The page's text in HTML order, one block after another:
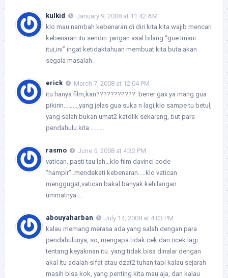
kulkid
January 9, 2008 at 11:42 AM
klo mau nambah kebenaran di diri kita.kita wajib mencari
kebenaran itu sendiri. jangan asal bilang “gue Imani
itui,ini” ingat ketidaktahuan membuat kita buta akan
segala masalah.
erick
March 7, 2008 at 12:04 PM
itu hanya film,kan???????????. bener gax ya mang gua
pikirin………,yang jelas gua suka n lagi,klo sampe tu betul,
yang salah bukan umat2 katolik sekarang, but para
pendahulu kita………..
rasmo
June 5, 2008 at 4:32 PM
vatican..pasti tau lah…klo film davinci code
“hampir”..mendekati kebenaran…..klo vatican
menggugat,vatican bakal banyak kehilangan
ummatnya….
abouyaharban
July 14, 2008 at 4:03 PM
kalau memang merasa ada yang salah dengan para
pendahulunya, so, mengapa tidak cek dan ricek lagi
tentang keyakinan itu. yang tidak bisa dinalar dengan
akal itu adalah sifat atau dzat2 tuhan tapi kalau sejarah
masih bisa kok, yang penting kita mau aja, dan kalau